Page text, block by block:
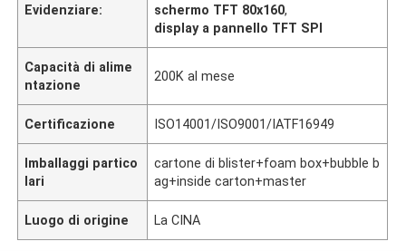
Evidenziare:
schermo TFT 80x160,
display a pannello TFT SPI
Capacità di alime
ntazione
200K al mese
Certificazione ISO14001/ISO9001/IATF16949
Imballaggi partico
lari
cartone di blister+foam box+bubble b
ag+inside carton+master
Luogo di origine La CINA